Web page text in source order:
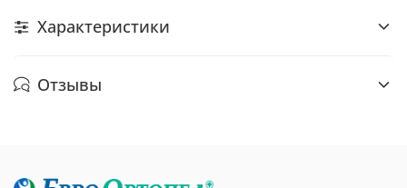
Характеристики
Отзывы